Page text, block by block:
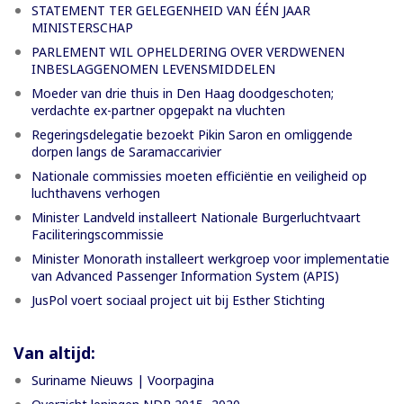
STATEMENT TER GELEGENHEID VAN ÉÉN JAAR
MINISTERSCHAP
PARLEMENT WIL OPHELDERING OVER VERDWENEN
INBESLAGGENOMEN LEVENSMIDDELEN
Moeder van drie thuis in Den Haag doodgeschoten;
verdachte ex-partner opgepakt na vluchten
Regeringsdelegatie bezoekt Pikin Saron en omliggende
dorpen langs de Saramaccarivier
Nationale commissies moeten efficiëntie en veiligheid op
luchthavens verhogen
Minister Landveld installeert Nationale Burgerluchtvaart
Faciliteringscommissie
Minister Monorath installeert werkgroep voor implementatie
van Advanced Passenger Information System (APIS)
JusPol voert sociaal project uit bij Esther Stichting
Van altijd:
Suriname Nieuws | Voorpagina